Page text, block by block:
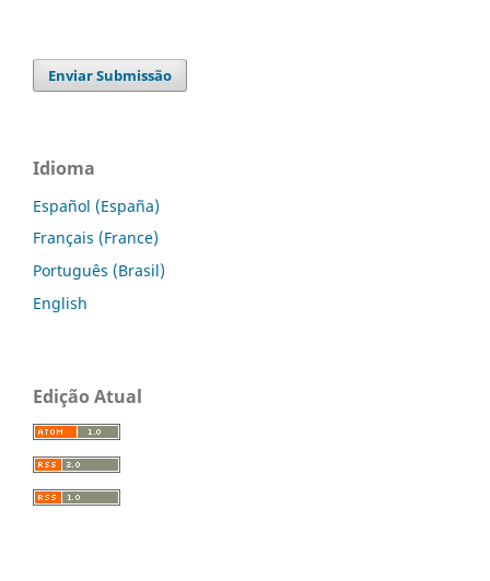
Enviar Submissão
Idioma
Español (España)
Français (France)
Português (Brasil)
English
Edição Atual